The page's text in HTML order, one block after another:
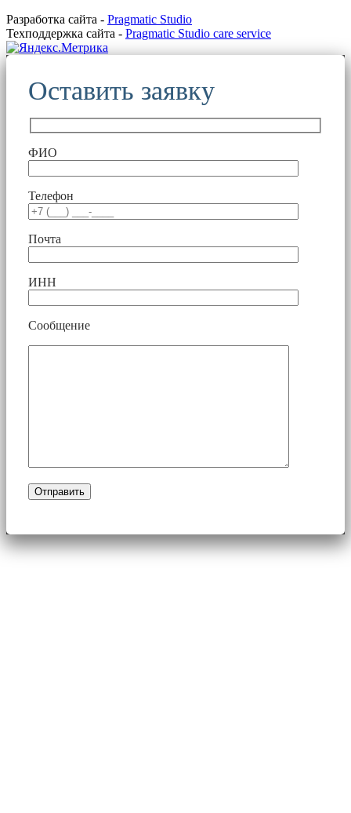
Разработка сайта - Pragmatic Studio
Техподдержка сайта - Pragmatic Studio care service
Оставить заявку
ФИО
Телефон
Почта
ИНН
Сообщение